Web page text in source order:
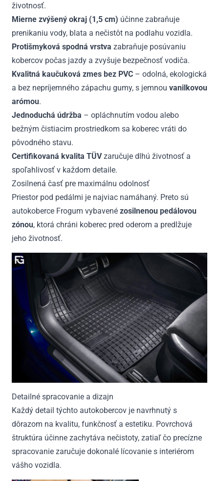
životnosť.
Mierne zvýšený okraj (1,5 cm) účinne zabraňuje
prenikaniu vody, blata a nečistôt na podlahu vozidla.
Protišmyková spodná vrstva zabraňuje posúvaniu
kobercov počas jazdy a zvyšuje bezpečnosť vodiča.
Kvalitná kaučuková zmes bez PVC – odolná, ekologická
a bez nepríjemného zápachu gumy, s jemnou vanilkovou
arómou.
Jednoduchá údržba – opláchnutím vodou alebo
bežným čistiacim prostriedkom sa koberec vráti do
pôvodného stavu.
Certifikovaná kvalita TÜVzaručuje dlhú životnosť a
spoľahlivosť v každom detaile.
Zosilnená časť pre maximálnu odolnosť
Priestor pod pedálmi je najviac namáhaný. Preto sú
autokoberce Frogum vybavené zosilnenou pedálovou
zónou, ktorá chráni koberec pred oderom a predlžuje
jeho životnosť.
Detailné spracovanie a dizajn
Každý detail týchto autokobercov je navrhnutý s
dôrazom na kvalitu, funkčnosť a estetiku. Povrchová
štruktúra účinne zachytáva nečistoty, zatiaľ čo precízne
spracovanie zaručuje dokonalé lícovanie s interiérom
vášho vozidla.